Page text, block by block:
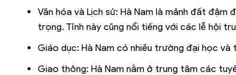
Văn hóa và Lịch sử: Hà Nam là mảnh đất đậm
trọng. Tỉnh này cũng nổi tiếng với các lễ hội
Giáo dục: Hà Nam có nhiều trường đại học
Giao thông: Hà Nam nằm ở trung tâm các